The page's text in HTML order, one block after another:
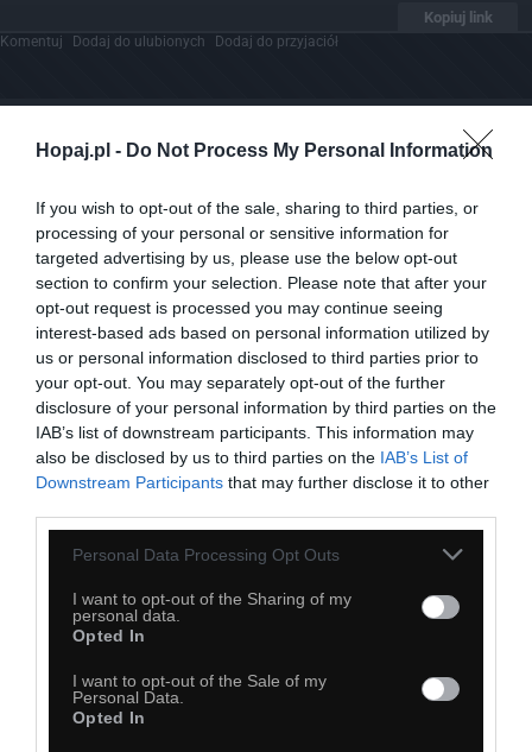
Hopaj.pl - Do Not Process My Personal Information
If you wish to opt-out of the sale, sharing to third parties, or
processing of your personal or sensitive information for
targeted advertising by us, please use the below opt-out
section to confirm your selection. Please note that after your
opt-out request is processed you may continue seeing
interest-based ads based on personal information utilized by
us or personal information disclosed to third parties prior to
your opt-out. You may separately opt-out of the further
disclosure of your personal information by third parties on the
IAB’s list of downstream participants. This information may
also be disclosed by us to third parties on the IAB’s List of
Downstream Participants that may further disclose it to other
Personal Data Processing Opt Outs
I want to opt-out of the Sharing of my
personal data.
Opted In
I want to opt-out of the Sale of my
Personal Data.
Opted In
Kopiuj link
Komentuj Dodaj do ulubionych Dodaj do przyjaciół
Kiedyś to były kreskówki